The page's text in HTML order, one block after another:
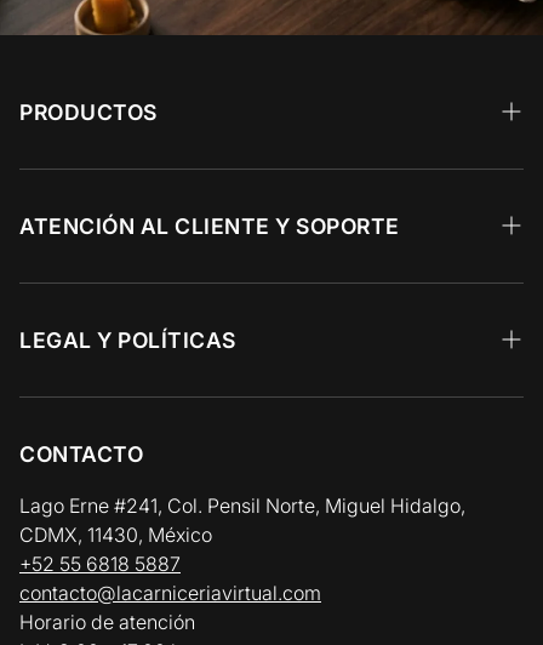
PRODUCTOS
Wagyu
Calidad Prime
Vinos y Gourmet
ATENCIÓN AL CLIENTE Y SOPORTE
Recetas 🥩
Preguntas Frecuentes
LEGAL Y POLÍTICAS
Aviso de Privacidad
Términos y Condiciones
Política de Reembolso y Devolución
Política de Cadena de Frío / Envíos
CONTACTO
Lago Erne #241, Col. Pensil Norte, Miguel Hidalgo,
CDMX, 11430, México
+52 55 6818 5887
contacto@lacarniceriavirtual.com
Horario de atención